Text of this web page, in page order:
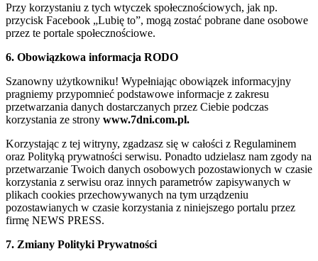
Przy korzystaniu z tych wtyczek społecznościowych, jak np.
przycisk Facebook „Lubię to”, mogą zostać pobrane dane osobowe
przez te portale społecznościowe.
6. Obowiązkowa informacja RODO
Szanowny użytkowniku! Wypełniając obowiązek informacyjny
pragniemy przypomnieć podstawowe informacje z zakresu
przetwarzania danych dostarczanych przez Ciebie podczas
korzystania ze strony www.7dni.com.pl.
Korzystając z tej witryny, zgadzasz się w całości z Regulaminem
oraz Polityką prywatności serwisu. Ponadto udzielasz nam zgody na
przetwarzanie Twoich danych osobowych pozostawionych w czasie
korzystania z serwisu oraz innych parametrów zapisywanych w
plikach cookies przechowywanych na tym urządzeniu
pozostawianych w czasie korzystania z niniejszego portalu przez
firmę NEWS PRESS.
7. Zmiany Polityki Prywatności